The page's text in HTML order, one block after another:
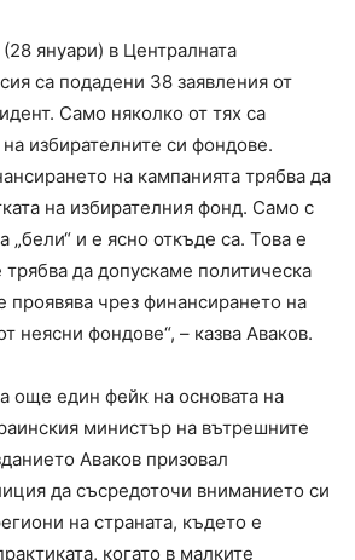
януари) в Централната
са подадени 38 заявления от
Само няколко от тях са
избирателните си фондове.
на кампанията трябва да
на избирателния фонд. Само с
„бели“ и е ясно откъде са. Това е
да допускаме политическа
проявява чрез финансирането на
неясни фондове“, – казва Аваков.
още един фейк на основата на
министър на вътрешните
Аваков призовал
да съсредоточи вниманието си
на страната, където е
когато в малките